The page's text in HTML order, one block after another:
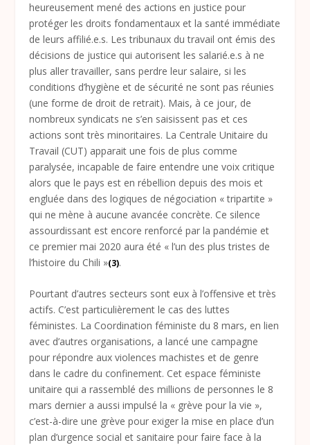
heureusement mené des actions en justice pour
protéger les droits fondamentaux et la santé immédiate
de leurs affilié.e.s. Les tribunaux du travail ont émis des
décisions de justice qui autorisent les salarié.e.s à ne
plus aller travailler, sans perdre leur salaire, si les
conditions d’hygiène et de sécurité ne sont pas réunies
(une forme de droit de retrait). Mais, à ce jour, de
nombreux syndicats ne s’en saisissent pas et ces
actions sont très minoritaires. La Centrale Unitaire du
Travail (CUT) apparait une fois de plus comme
paralysée, incapable de faire entendre une voix critique
alors que le pays est en rébellion depuis des mois et
engluée dans des logiques de négociation « tripartite »
qui ne mène à aucune avancée concrète. Ce silence
assourdissant est encore renforcé par la pandémie et
ce premier mai 2020 aura été « l’un des plus tristes de
l’histoire du Chili »(3).
Pourtant d’autres secteurs sont eux à l’offensive et très
actifs. C’est particulièrement le cas des luttes
féministes. La Coordination féministe du 8 mars, en lien
avec d’autres organisations, a lancé une campagne
pour répondre aux violences machistes et de genre
dans le cadre du confinement. Cet espace féministe
unitaire qui a rassemblé des millions de personnes le 8
mars dernier a aussi impulsé la « grève pour la vie »,
c’est-à-dire une grève pour exiger la mise en place d’un
plan d’urgence social et sanitaire pour faire face à la